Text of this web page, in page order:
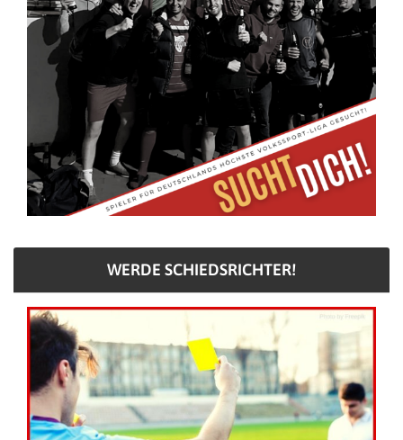
WERDE SCHIEDSRICHTER!